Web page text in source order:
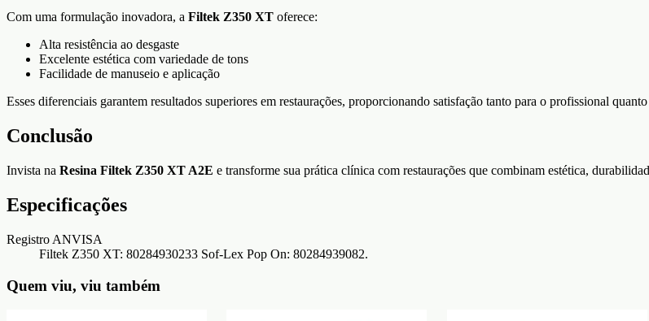
Com uma formulação inovadora, a Filtek Z350 XT oferece:
Alta resistência ao desgaste
Excelente estética com variedade de tons
Facilidade de manuseio e aplicação
Esses diferenciais garantem resultados superiores em restaurações, proporcionando satisfação tanto para o profissional
Conclusão
Invista na Resina Filtek Z350 XT A2E e transforme sua prática clínica com restaurações que combinam estética,
Especificações
Registro ANVISA
Filtek Z350 XT: 80284930233 Sof-Lex Pop On: 80284939082.
Quem viu, viu também